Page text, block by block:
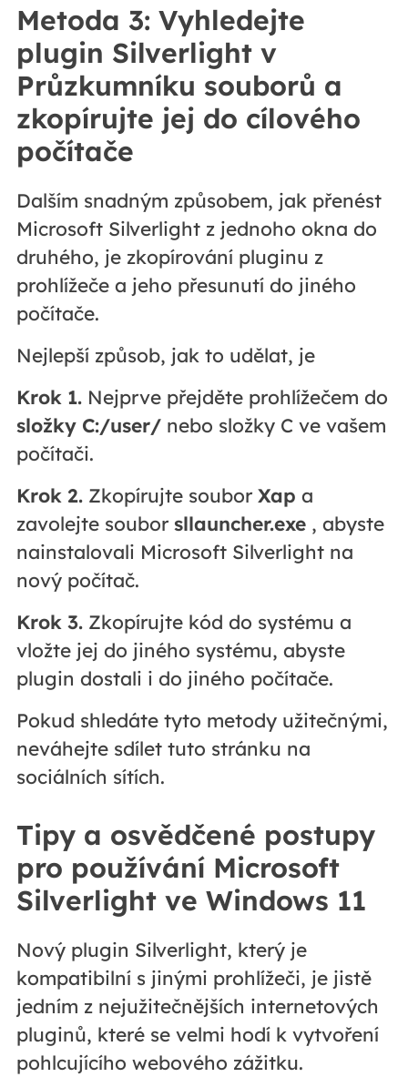
Metoda 3: Vyhledejte
plugin Silverlight v
Průzkumníku souborů a
zkopírujte jej do cílového
počítače
Dalším snadným způsobem, jak přenést
Microsoft Silverlight z jednoho okna do
druhého, je zkopírování pluginu z
prohlížeče a jeho přesunutí do jiného
počítače.
Nejlepší způsob, jak to udělat, je
Krok 1.Nejprve přejděte prohlížečem do
složky C:/user/nebo složky C ve vašem
počítači.
Krok 2.Zkopírujte soubor Xap a
zavolejte soubor sllauncher.exe, abyste
nainstalovali Microsoft Silverlight na
nový počítač.
Krok 3.Zkopírujte kód do systému a
vložte jej do jiného systému, abyste
plugin dostali i do jiného počítače.
Pokud shledáte tyto metody užitečnými,
neváhejte sdílet tuto stránku na
sociálních sítích.
Tipy a osvědčené postupy
pro používání Microsoft
Silverlight ve Windows 11
Nový plugin Silverlight, který je
kompatibilní s jinými prohlížeči, je jistě
jedním z nejužitečnějších internetových
pluginů, které se velmi hodí k vytvoření
pohlcujícího webového zážitku.